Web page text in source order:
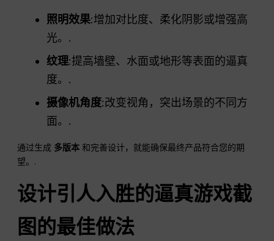
照明效果:增加对比度、柔化阴影或增强高
光。.
纹理:提高墙壁、水面或地形等表面的逼真
度。.
摄像机角度:改变视角，突出场景的不同方
面。.
通过生成 多版本 和完善设计，就能确保最终产品符合您的期
望。.
设计引人入胜的逼真游戏截
图的最佳做法